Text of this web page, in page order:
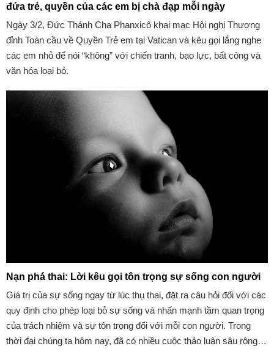
đứa trẻ, quyền của các em bị chà đạp mỗi ngày
Ngày 3/2, Đức Thánh Cha Phanxicô khai mạc Hội nghị Thượng
đỉnh Toàn cầu về Quyền Trẻ em tại Vatican và kêu gọi lắng nghe
các em nhỏ để nói “không” với chiến tranh, bạo lực, bất công và
văn hóa loại bỏ.
Nạn phá thai: Lời kêu gọi tôn trọng sự sống con người
Giá trị của sự sống ngay từ lúc thụ thai, đặt ra câu hỏi đối với các
quy định cho phép loại bỏ sự sống và nhấn mạnh tầm quan trọng
của trách nhiệm và sự tôn trọng đối với mỗi con người. Trong
thời đại chúng ta hôm nay, đã có nhiều cuộc thảo luận sâu rộng